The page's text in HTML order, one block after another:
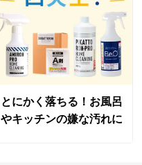
とにかく落ちる！お風呂
やキッチンの嫌な汚れに